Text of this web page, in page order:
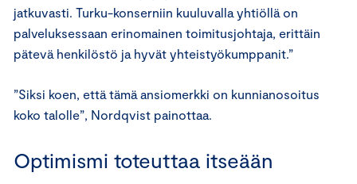
jatkuvasti. Turku-konserniin kuuluvalla yhtiöllä on
palveluksessaan erinomainen toimitusjohtaja, erittäin
pätevä henkilöstö ja hyvät yhteistyökumppanit.”
”Siksi koen, että tämä ansiomerkki on kunnianosoitus
koko talolle”, Nordqvist painottaa.
Optimismi toteuttaa itseään